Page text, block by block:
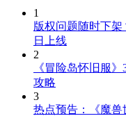
1
版权问题随时下
日上线
2
《冒险岛怀旧服
攻略
3
热点预告：《魔兽